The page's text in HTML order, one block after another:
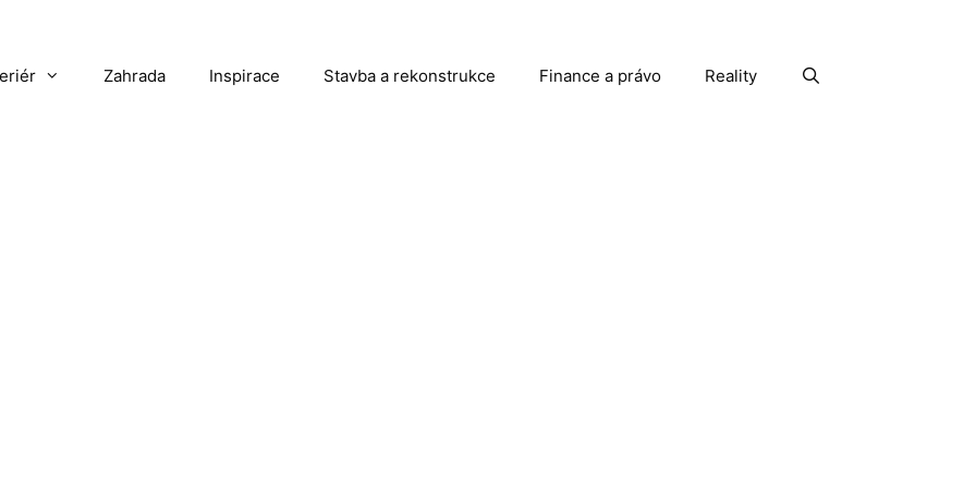
Zahrada Inspirace Stavba a rekonstrukce Finance a právo Reality